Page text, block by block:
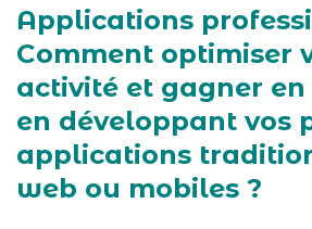
Applications
Comment optimiser
activité et gagner
en développant vos
applications
web ou mobiles ?